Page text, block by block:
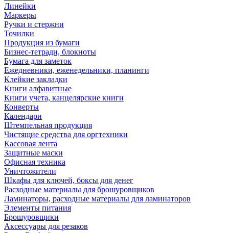
Линейки
Маркеры
Ручки и стержни
Точилки
Продукция из бумаги
Бизнес-тетради, блокноты
Бумага для заметок
Ежедневники, еженедельники, планинги
Клейкие закладки
Книги алфавитные
Книги учета, канцелярские книги
Конверты
Календари
Штемпельная продукция
Чистящие средства для оргтехники
Кассовая лента
Защитные маски
Офисная техника
Уничтожители
Шкафы для ключей, боксы для денег
Расходные материалы для брошуровщиков
Ламинаторы, расходные материалы для ламинаторов
Элементы питания
Брошуровщики
Аксессуары для резаков